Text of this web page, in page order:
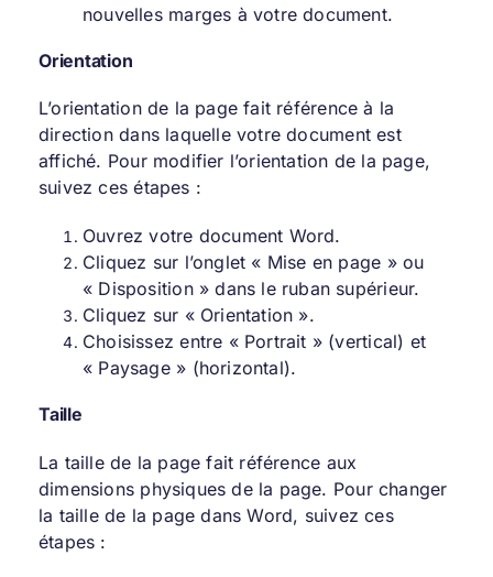
nouvelles marges à votre document.
Orientation
L’orientation de la page fait référence à la
direction dans laquelle votre document est
affiché. Pour modifier l’orientation de la page,
suivez ces étapes :
Ouvrez votre document Word.
Cliquez sur l’onglet « Mise en page » ou
« Disposition » dans le ruban supérieur.
Cliquez sur « Orientation ».
Choisissez entre « Portrait » (vertical) et
« Paysage » (horizontal).
Taille
La taille de la page fait référence aux
dimensions physiques de la page. Pour changer
la taille de la page dans Word, suivez ces
étapes :